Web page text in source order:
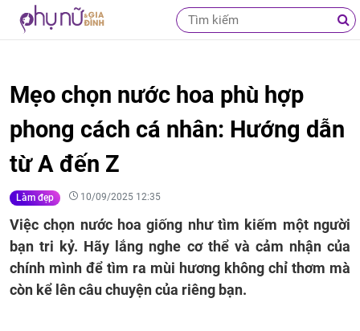
Mẹo chọn nước hoa phù hợp
phong cách cá nhân: Hướng dẫn
từ A đến Z
Làm đẹp 10/09/2025 12:35
Việc chọn nước hoa giống như tìm kiếm một người
bạn tri kỷ. Hãy lắng nghe cơ thể và cảm nhận của
chính mình để tìm ra mùi hương không chỉ thơm mà
còn kể lên câu chuyện của riêng bạn.